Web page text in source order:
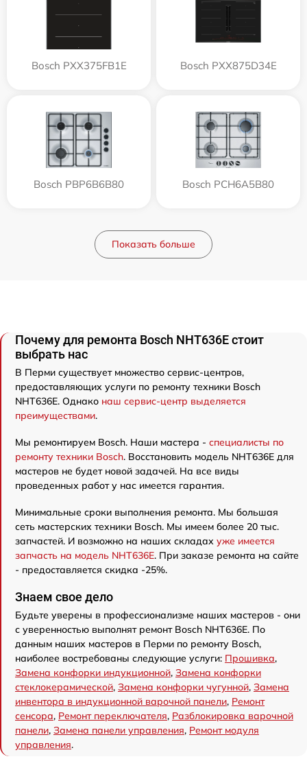
Bosch PXX375FB1E Bosch PXX875D34E
Bosch PBP6B6B80 Bosch PCH6A5B80
Показать больше
Почему для ремонта Bosch NHT636E стоит
выбрать нас
В Перми существует множество сервис-центров,
предоставляющих услуги по ремонту техники Bosch
NHT636E. Однако наш сервис-центр выделяется
преимуществами.
Мы ремонтируем Bosch. Наши мастера - специалисты по
ремонту техники Bosch. Восстановить модель NHT636E для
мастеров не будет новой задачей. На все виды
проведенных работ у нас имеется гарантия.
Минимальные сроки выполнения ремонта. Мы большая
сеть мастерских техники Bosch. Мы имеем более 20 тыс.
запчастей. И возможно на наших складах уже имеется
запчасть на модель NHT636E. При заказе ремонта на сайте
- предоставляется скидка -25%.
Знаем свое дело
Будьте уверены в профессионализме наших мастеров - они
с уверенностью выполнят ремонт Bosch NHT636E. По
данным наших мастеров в Перми по ремонту Bosch,
наиболее востребованы следующие услуги: Прошивка,
Замена конфорки индукционной, Замена конфорки
стеклокерамической, Замена конфорки чугунной, Замена
инвентора в индукционной варочной панели, Ремонт
сенсора, Ремонт переключателя, Разблокировка варочной
панели, Замена панели управления, Ремонт модуля
управления.